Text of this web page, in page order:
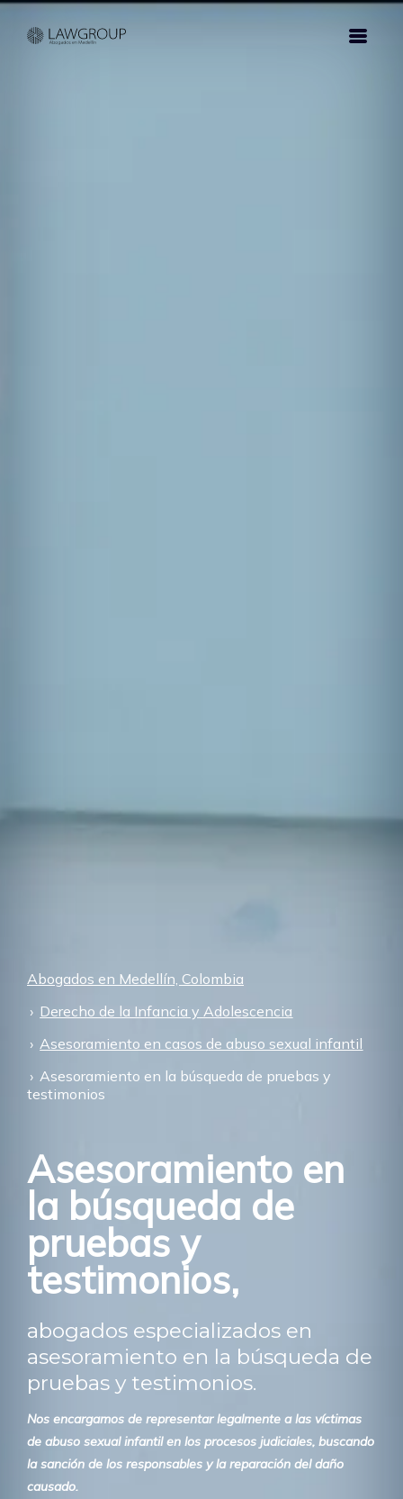
Abogados en Medellín, Colombia
Derecho de la Infancia y Adolescencia
Asesoramiento en casos de abuso sexual infantil
Asesoramiento en la búsqueda de pruebas y
testimonios
Asesoramiento en
la búsqueda de
pruebas y
testimonios,
abogados especializados en
asesoramiento en la búsqueda de
pruebas y testimonios.
Nos encargamos de representar legalmente a las víctimas
de abuso sexual infantil en los procesos judiciales, buscando
la sanción de los responsables y la reparación del daño
causado.